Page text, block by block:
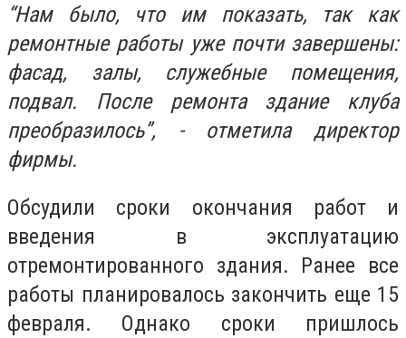
“Нам было, что им показать, так как
ремонтные работы уже почти завершены:
фасад, залы, служебные помещения,
подвал. После ремонта здание клуба
преобразилось”, - отметила директор
фирмы.
Обсудили сроки окончания работ и
введения в эксплуатацию
отремонтированного здания. Ранее все
работы планировалось закончить еще 15
февраля. Однако сроки пришлось